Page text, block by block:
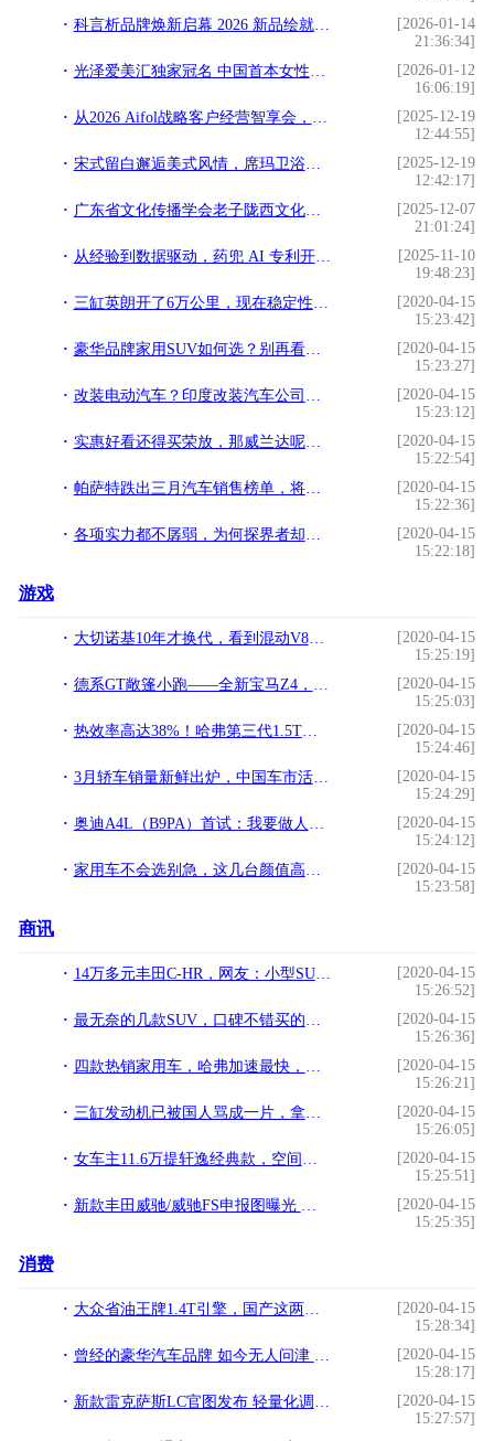
科言析品牌焕新启幕 2026 新品绘就精准护肤新篇
[2026-01-14
21:36:34]
光泽爱美汇独家冠名 中国首本女性财富杂志《中国榜样女性》3月18日全球首发
[2026-01-12
16:06:19]
从2026 Aifol战略客户经营智享会，看埃飞灵的战略突围与代际传承
[2025-12-19
12:44:55]
宋式留白邂逅美式风情，席玛卫浴在克拉玛依写就家的温情
[2025-12-19
12:42:17]
广东省文化传播学会老子陇西文化研究专业委员会首届理事会议圆满召开
[2025-12-07
21:01:24]
从经验到数据驱动，药兜 AI 专利开启医药供应链主动预判新时代
[2025-11-10
19:48:23]
三缸英朗开了6万公里，现在稳定性怎么样？
[2020-04-15
15:23:42]
豪华品牌家用SUV如何选？别再看销量买车了，内行人是这样说的
[2020-04-15
15:23:27]
改装电动汽车？印度改装汽车公司艺高人胆大，价格还便宜
[2020-04-15
15:23:12]
实惠好看还得买荣放，那威兰达呢？不挣钱，交个朋友！
[2020-04-15
15:22:54]
帕萨特跌出三月汽车销售榜单，将在中汽研重新进行碰撞测试
[2020-04-15
15:22:36]
各项实力都不孱弱，为何探界者却备受冷落？
[2020-04-15
15:22:18]
游戏
大切诺基10年才换代，看到混动V8感觉这“剑”磨得还行！
[2020-04-15
15:25:19]
德系GT敞篷小跑——全新宝马Z4，驾控愉悦体验！
[2020-04-15
15:25:03]
热效率高达38%！哈弗第三代1.5T发动机曝光，或与换代H6一同到来
[2020-04-15
15:24:46]
3月轿车销量新鲜出炉，中国车市活过来了！
[2020-04-15
15:24:29]
奥迪A4L（B9PA）首试：我要做人人都爱的那一个
[2020-04-15
15:24:12]
家用车不会选别急，这几台颜值高口碑好，A级车和B级车都有
[2020-04-15
15:23:58]
商讯
14万多元丰田C-HR，网友：小型SUV也能很“霸气”
[2020-04-15
15:26:52]
最无奈的几款SUV，口碑不错买的人却不多，为何会叫好不叫座？
[2020-04-15
15:26:36]
四款热销家用车，哈弗加速最快，丰田油耗最低，大众优惠最大
[2020-04-15
15:26:21]
三缸发动机已被国人骂成一片，拿事实说话，到底值不值得买？
[2020-04-15
15:26:05]
女车主11.6万提轩逸经典款，空间大还省油，上下班开三毛钱一公里
[2020-04-15
15:25:51]
新款丰田威驰/威驰FS申报图曝光 或取消1.3L车型换装1.5L动力
[2020-04-15
15:25:35]
消费
大众省油王牌1.4T引擎，国产这两款1.4T也不差，不知道您用过没
[2020-04-15
15:28:34]
曾经的豪华汽车品牌 如今无人问津 到底是价格还是质量原因
[2020-04-15
15:28:17]
新款雷克萨斯LC官图发布 轻量化调整 减重10公斤
[2020-04-15
15:27:57]